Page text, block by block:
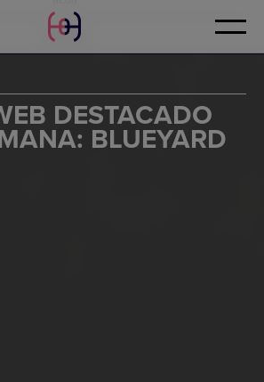
CONTACTO
DESTACADO
BLUEYARD